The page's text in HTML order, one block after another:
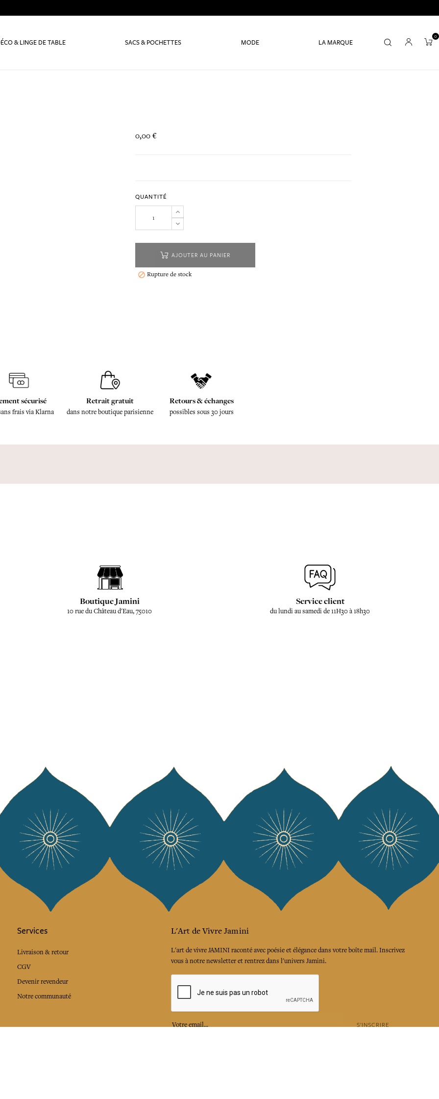
& LINGE DE TABLE SACS & POCHETTES MODE LA MARQUE
0
0,00 €
QUANTITÉ
AJOUTER AU PANIER
 Rupture de stock
sécurisé
frais via Klarna
Retrait gratuit
dans notre boutique parisienne
Retours & échanges
possibles sous 30 jours
Boutique Jamini
10 rue du Château d'Eau, 75010
Service client
du lundi au samedi de 11H30 à 18h30
Services
Livraison & retour
CGV
Devenir revendeur
Notre communauté
L'Art de Vivre Jamini
L'art de vivre JAMINI raconté avec poésie et élégance dans votre boîte mail. Inscrivez
vous à notre newsletter et rentrez dans l'univers Jamini.
S'INSCRIRE